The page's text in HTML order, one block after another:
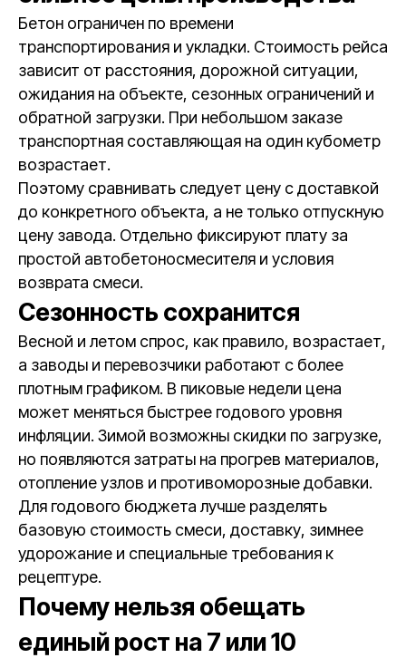
Бетон ограничен по времени
транспортирования и укладки. Стоимость рейса
зависит от расстояния, дорожной ситуации,
ожидания на объекте, сезонных ограничений и
обратной загрузки. При небольшом заказе
транспортная составляющая на один кубометр
возрастает.
Поэтому сравнивать следует цену с доставкой
до конкретного объекта, а не только отпускную
цену завода. Отдельно фиксируют плату за
простой автобетоносмесителя и условия
возврата смеси.
Сезонность сохранится
Весной и летом спрос, как правило, возрастает,
а заводы и перевозчики работают с более
плотным графиком. В пиковые недели цена
может меняться быстрее годового уровня
инфляции. Зимой возможны скидки по загрузке,
но появляются затраты на прогрев материалов,
отопление узлов и противоморозные добавки.
Для годового бюджета лучше разделять
базовую стоимость смеси, доставку, зимнее
удорожание и специальные требования к
рецептуре.
Почему нельзя обещать
единый рост на 7 или 10